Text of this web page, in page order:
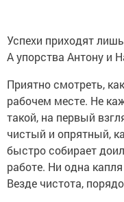
Успехи приходят
А упорства Антону и
Приятно смотреть,
рабочем месте. Не
такой, на первый
чистый и опрятный,
быстро собирает
работе. Ни одна
Везде чистота,